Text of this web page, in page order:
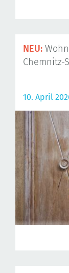
NEU:
Chemnitz-
10. April